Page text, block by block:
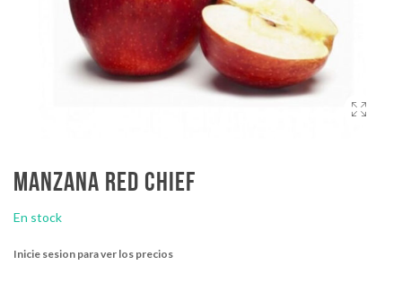
Manzana red chief
En stock
Inicie sesion para ver los precios